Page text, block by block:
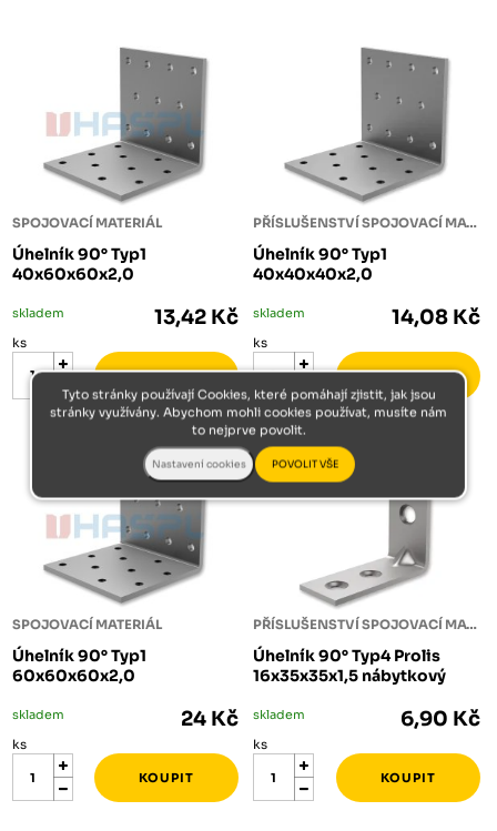
SPOJOVACÍ MATERIÁL
Úhelník 90° Typ1
40x60x60x2,0
skladem 13,42 Kč
ks
PŘÍSLUŠENSTVÍ SPOJOVACÍ MATERIÁL
Úhelník 90° Typ1
40x40x40x2,0
skladem 14,08 Kč
ks
SPOJOVACÍ MATERIÁL
Úhelník 90° Typ1
60x60x60x2,0
skladem 24 Kč
ks
PŘÍSLUŠENSTVÍ SPOJOVACÍ MATERIÁL
Úhelník 90° Typ4 Prolis
16x35x35x1,5 nábytkový
skladem 6,90 Kč
ks
Tyto stránky používají Cookies, které pomáhají zjistit, jak jsou
stránky využívány. Abychom mohli cookies používat, musíte nám
to nejprve povolit.